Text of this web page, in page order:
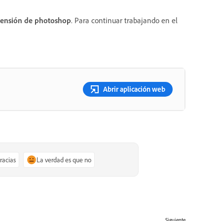
de photoshop. Para continuar trabajando en el
Abrir aplicación web
La verdad es que no